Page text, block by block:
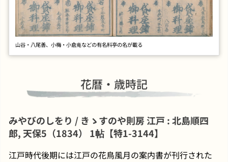
山谷・八尾善、小梅・小倉庵などの有名料亭の名が載る
花暦・歳時記
みやびのしをり / きゝすのや則房 江戸 : 北島順四
郎, 天保5（1834） 1帖【特1-3144】
江戸時代後期には江戸の花鳥風月の案内書が刊行された